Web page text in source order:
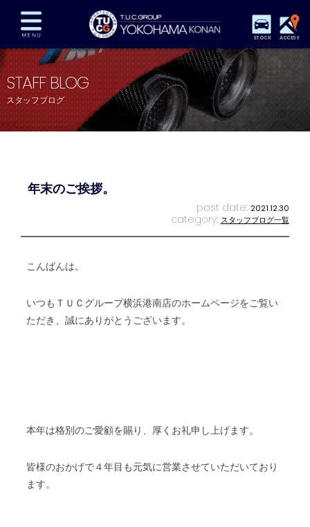
STOCK ACCESS
在庫車両情報 保証&サービス パーツリスト
TUCとは？ 店舗情報 アクセスマップ
全国納車 特別作業 注文販売
STAFF BLOG
スタッフブログ
年末のご挨拶。
post date: 2021.12.30
category: スタッフブログ一覧
こんばんは。
いつもＴＵＣグループ横浜港南店のホームページをご覧い
ただき、誠にありがとうございます。
本年は格別のご愛顧を賜り、厚くお礼申し上げます。
皆様のおかげで４年目も元気に営業させていただいており
ます。